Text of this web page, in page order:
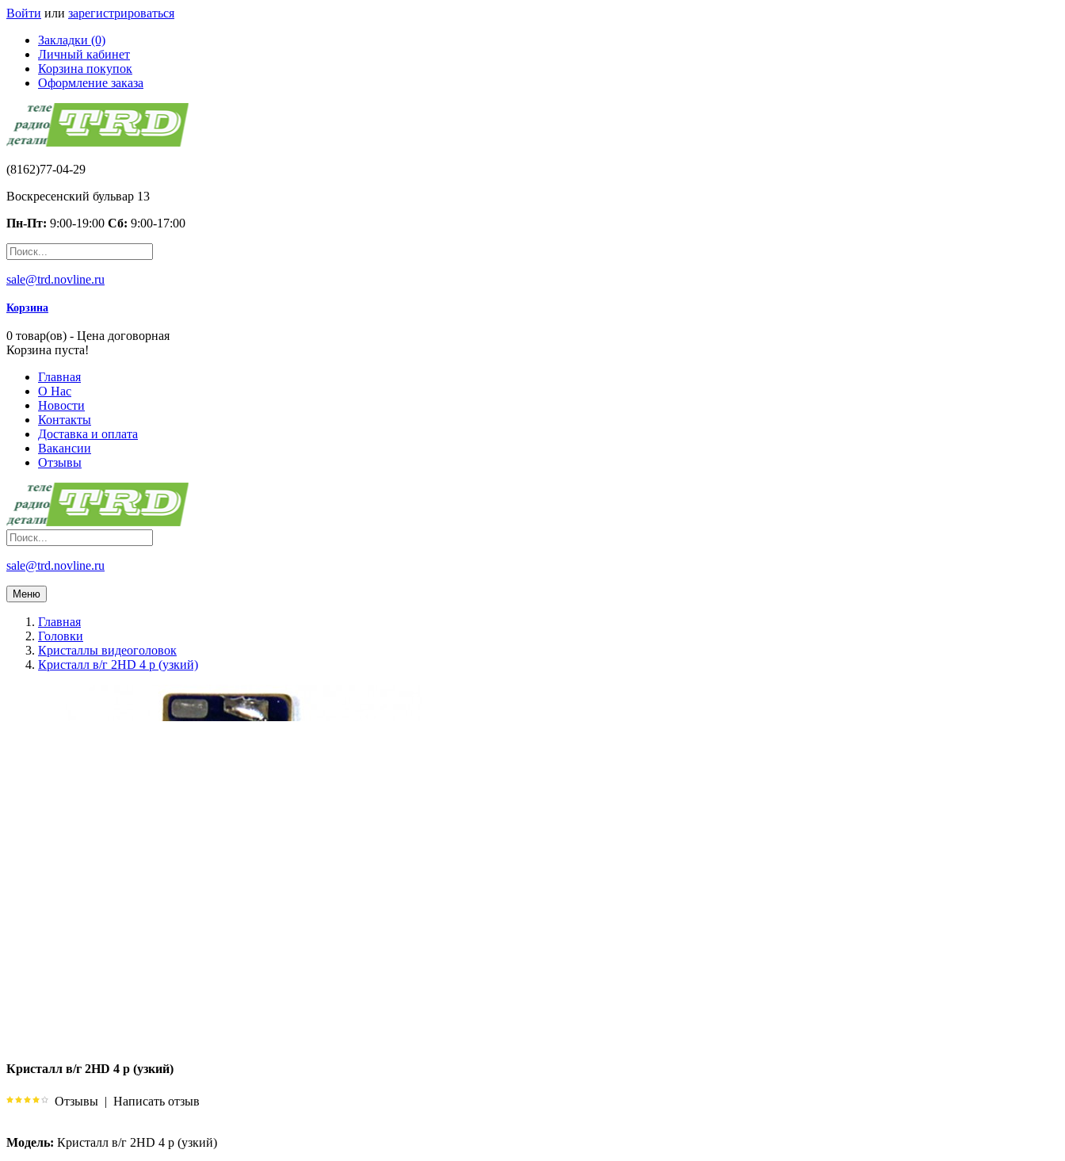
Войти или зарегистрироваться
Закладки (0)
Личный кабинет
Корзина покупок
Оформление заказа
(8162)77-04-29
Воскресенский бульвар 13
Пн-Пт: 9:00-19:00 Сб: 9:00-17:00
sale@trd.novline.ru
Корзина
0 товар(ов) - Цена договорная
Корзина пуста!
Главная
О Нас
Новости
Контакты
Доставка и оплата
Вакансии
Отзывы
sale@trd.novline.ru
Меню
Главная
Головки
Кристаллы видеоголовок
Кристалл в/г 2HD 4 p (узкий)
Кристалл в/г 2HD 4 p (узкий)
Отзывы | Написать отзыв
Модель: Кристалл в/г 2HD 4 p (узкий)